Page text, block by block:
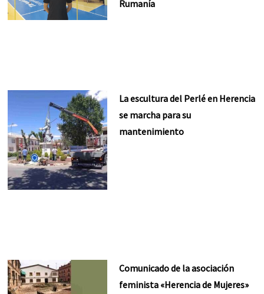
Rumanía
La escultura del Perlé en Herencia
se marcha para su
mantenimiento
Comunicado de la asociación
feminista «Herencia de Mujeres»